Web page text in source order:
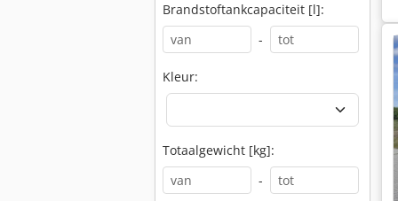
Brandstoftankcapaciteit [l]:
-
Kleur:
Totaalgewicht [kg]:
-